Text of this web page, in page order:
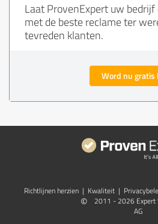
Laat ProvenExpert uw
met de beste reclame ter
tevreden klanten.
Word nu gratis
Richtlijnen herzien | Kwaliteit |
©
2011 - 2026 Expert
AG